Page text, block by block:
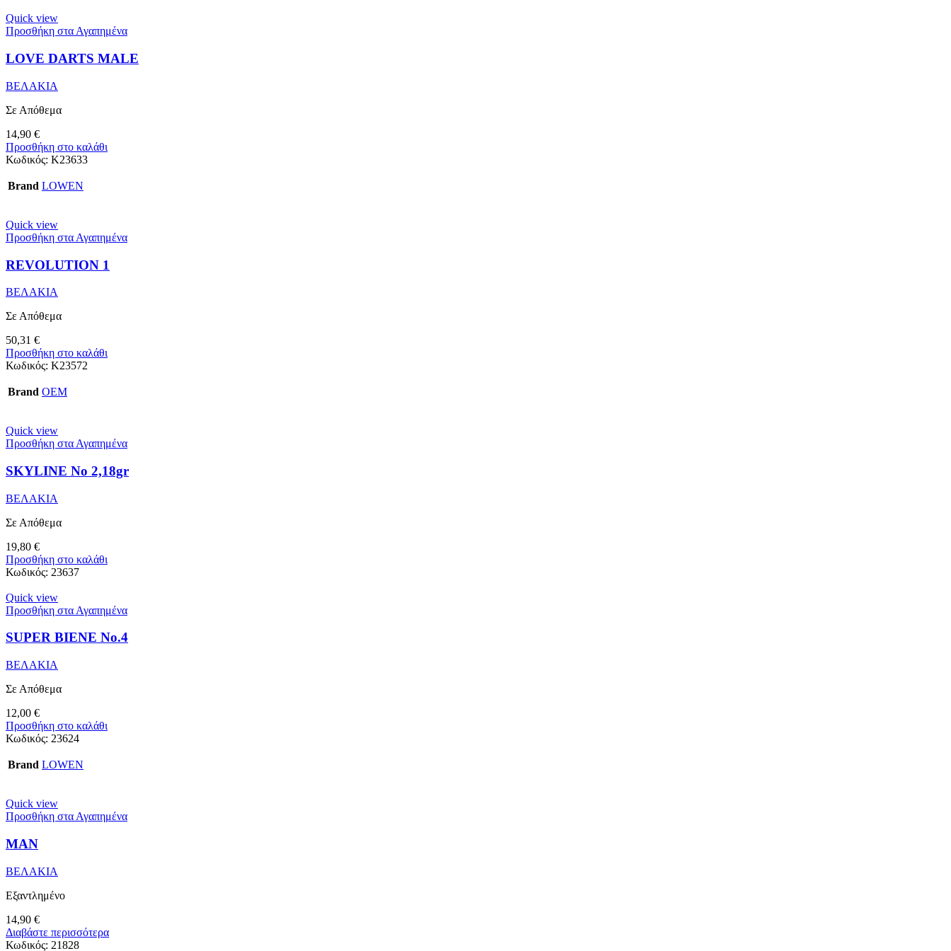
Quick view
Προσθήκη στα Αγαπημένα
LOVE DARTS MALE
ΒΕΛΑΚΙΑ
Σε Απόθεμα
14,90 €
Προσθήκη στο καλάθι
Κωδικός: K23633
Brand LOWEN
Quick view
Προσθήκη στα Αγαπημένα
REVOLUTION 1
ΒΕΛΑΚΙΑ
Σε Απόθεμα
50,31 €
Προσθήκη στο καλάθι
Κωδικός: K23572
Brand OEM
Quick view
Προσθήκη στα Αγαπημένα
SKYLINE No 2,18gr
ΒΕΛΑΚΙΑ
Σε Απόθεμα
19,80 €
Προσθήκη στο καλάθι
Κωδικός: 23637
Quick view
Προσθήκη στα Αγαπημένα
SUPER BIENE No.4
ΒΕΛΑΚΙΑ
Σε Απόθεμα
12,00 €
Προσθήκη στο καλάθι
Κωδικός: 23624
Brand LOWEN
Quick view
Προσθήκη στα Αγαπημένα
ΜΑΝ
ΒΕΛΑΚΙΑ
Εξαντλημένο
14,90 €
Διαβάστε περισσότερα
Κωδικός: 21828